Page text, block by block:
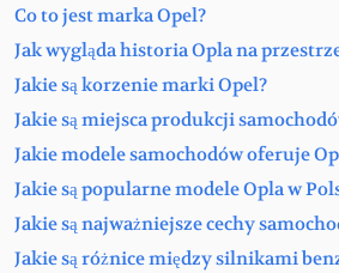
Co to jest marka Opel?
Jak wygląda historia Opla na
Jakie są korzenie marki Opel?
Jakie są miejsca produkcji
Jakie modele samochodów oferuje
Jakie są popularne modele Opla w
Jakie są najważniejsze cechy
Jakie są różnice między silnikami